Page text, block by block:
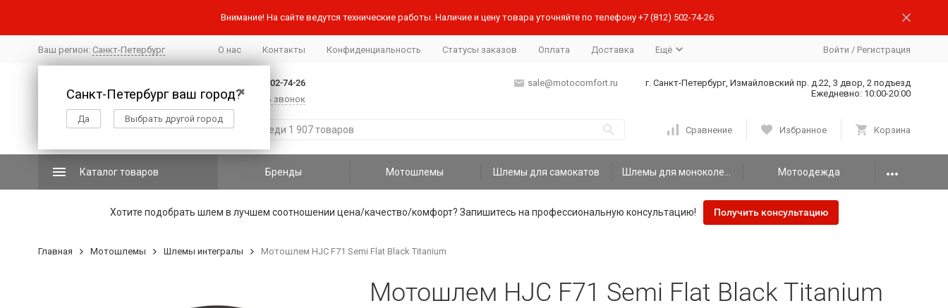
Внимание! На сайте ведутся технические работы. Наличие и цену товара уточняйте по телефону +7 (812) 502-74-26
Ваш регион: Санкт-Петербург
✖
Санкт-Петербург ваш город?
Да Выбрать другой город
О нас Контакты Конфиденциальность Статусы заказов Оплата Доставка Ещё Войти / Регистрация
+7 (812) 502-74-26
Заказать звонок
sale@motocomfort.ru
г. Санкт-Петербург, Измайловский пр. д.22, 3 двор, 2 подъезд
Ежедневно: 10:00-20:00
Сравнение Избранное Корзина
Каталог товаров Бренды Мотошлемы Шлемы для самокатов Мотоодежда
Хотите подобрать шлем в лучшем соотношении цена/качество/комфорт? Запишитесь на профессиональную консультацию! Получить консультацию
Главная Мотошлемы Шлемы интегралы Мотошлем HJC F71 Semi Flat Black Titanium
Мотошлем HJC F71 Semi Flat Black Titanium